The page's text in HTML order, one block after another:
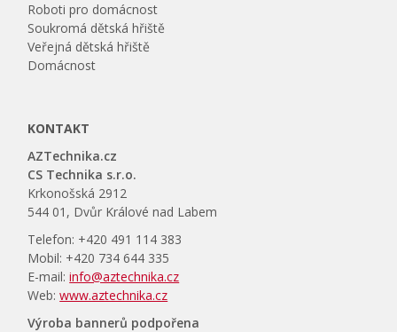
Roboti pro domácnost
Soukromá dětská hřiště
Veřejná dětská hřiště
Domácnost
KONTAKT
AZTechnika.cz
CS Technika s.r.o.
Krkonošská 2912
544 01, Dvůr Králové nad Labem
Telefon: +420 491 114 383
Mobil: +420 734 644 335
E-mail:info@aztechnika.cz
Web:www.aztechnika.cz
Výroba bannerů podpořena